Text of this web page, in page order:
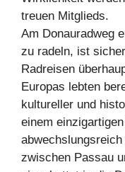
treuen Mitglieds.
Am Donauradweg
zu radeln, ist
Radreisen
Europas lebten
kultureller und
einem
zwischen Passau